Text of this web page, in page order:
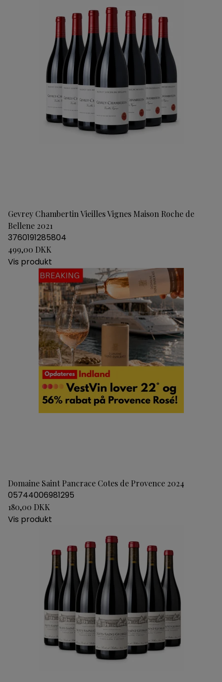
Gevrey Chambertin Vieilles Vignes Maison Roche de
Bellene 2021
3760191285804
499,00 DKK
Vis produkt
Domaine Saint Pancrace Cotes de Provence 2024
05744006981295
180,00 DKK
Vis produkt